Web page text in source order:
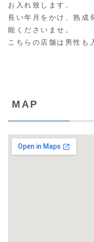
お入れ致します。
長い年月をかけ、熟成
能くださいませ。
こちらの店舗は男性も
MAP